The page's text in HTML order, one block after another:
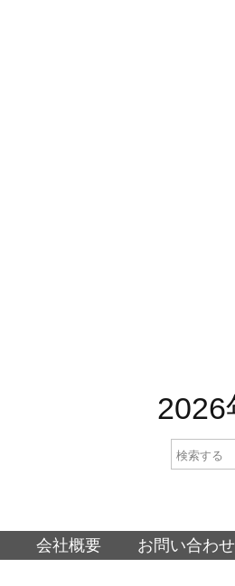
2026
会社概要 お問い合わせ